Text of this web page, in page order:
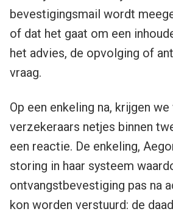
bevestigingsmail wordt
of dat het gaat om een
het advies, de opvolging of
vraag.
Op een enkeling na, krijgen we
verzekeraars netjes binnen
een reactie. De enkeling,
storing in haar systeem
ontvangstbevestiging pas na
kon worden verstuurd: de